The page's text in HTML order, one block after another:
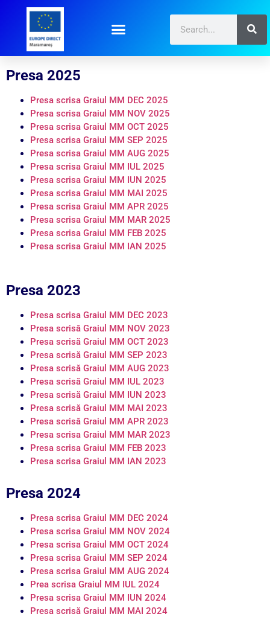
Presa 2025
Presa scrisa Graiul MM DEC 2025
Presa scrisa Graiul MM NOV 2025
Presa scrisa Graiul MM OCT 2025
Presa scrisa Graiul MM SEP 2025
Presa scrisa Graiul MM AUG 2025
Presa scrisa Graiul MM IUL 2025
Presa scrisa Graiul MM IUN 2025
Presa scrisa Graiul MM MAI 2025
Presa scrisa Graiul MM APR 2025
Presa scrisa Graiul MM MAR 2025
Presa scrisa Graiul MM FEB 2025
Presa scrisa Graiul MM IAN 2025
Presa 2023
Presa scrisa Graiul MM DEC 2023
Presa scrisă Graiul MM NOV 2023
Presa scrisă Graiul MM OCT 2023
Presa scrisă Graiul MM SEP 2023
Presa scrisă Graiul MM AUG 2023
Presa scrisă Graiul MM IUL 2023
Presa scrisă Graiul MM IUN 2023
Presa scrisă Graiul MM MAI 2023
Presa scrisă Graiul MM APR 2023
Presa scrisa Graiul MM MAR 2023
Presa scrisa Graiul MM FEB 2023
Presa scrisa Graiul MM IAN 2023
Presa 2024
Presa scrisa Graiul MM DEC 2024
Presa scrisa Graiul MM NOV 2024
Presa scrisa Graiul MM OCT 2024
Presa scrisa Graiul MM SEP 2024
Presa scrisa Graiul MM AUG 2024
Prea scrisa Graiul MM IUL 2024
Presa scrisa Graiul MM IUN 2024
Presa scrisă Graiul MM MAI 2024